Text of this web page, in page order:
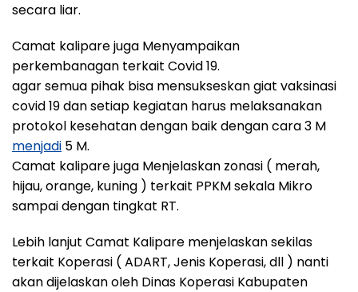
secara liar.
Camat kalipare juga Menyampaikan
perkembanagan terkait Covid 19.
agar semua pihak bisa mensukseskan giat vaksinasi
covid 19 dan setiap kegiatan harus melaksanakan
protokol kesehatan dengan baik dengan cara 3 M
menjadi 5 M.
Camat kalipare juga Menjelaskan zonasi ( merah,
hijau, orange, kuning ) terkait PPKM sekala Mikro
sampai dengan tingkat RT.
Lebih lanjut Camat Kalipare menjelaskan sekilas
terkait Koperasi ( ADART, Jenis Koperasi, dll ) nanti
akan dijelaskan oleh Dinas Koperasi Kabupaten